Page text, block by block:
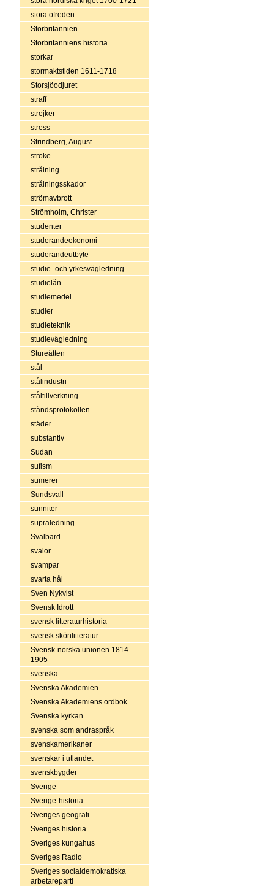
stora ofreden
Storbritannien
Storbritanniens historia
storkar
stormaktstiden 1611-1718
Storsjöodjuret
straff
strejker
stress
Strindberg, August
stroke
strålning
strålningsskador
strömavbrott
Strömholm, Christer
studenter
studerandeekonomi
studerandeutbyte
studie- och yrkesvägledning
studielån
studiemedel
studier
studieteknik
studievägledning
Stureätten
stål
stålindustri
ståltillverkning
ståndsprotokollen
städer
substantiv
Sudan
sufism
sumerer
Sundsvall
sunniter
supraledning
Svalbard
svalor
svampar
svarta hål
Sven Nykvist
Svensk Idrott
svensk litteraturhistoria
svensk skönlitteratur
Svensk-norska unionen 1814-
1905
svenska
Svenska Akademien
Svenska Akademiens ordbok
Svenska kyrkan
svenska som andraspråk
svenskamerikaner
svenskar i utlandet
svenskbygder
Sverige
Sverige-historia
Sveriges geografi
Sveriges historia
Sveriges kungahus
Sveriges Radio
Sveriges socialdemokratiska
arbetareparti